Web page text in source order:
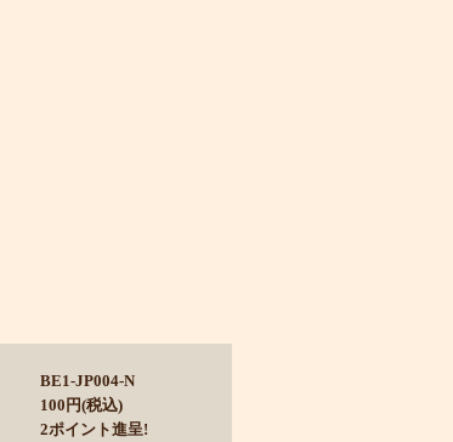
BE1-JP004-N
100円(税込)
2ポイント進呈!